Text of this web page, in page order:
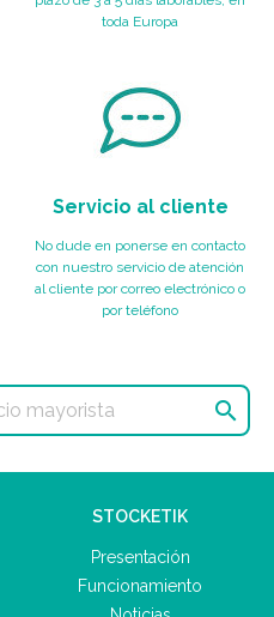
toda Europa
Servicio al cliente
No dude en ponerse en contacto
con nuestro servicio de atención
al cliente por correo electrónico o
por teléfono

STOCKETIK
Presentación
Funcionamiento